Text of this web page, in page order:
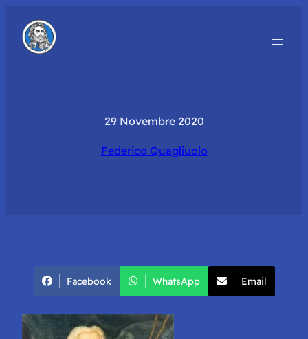
29 Novembre 2020
Federico Quagliuolo
Facebook WhatsApp Email